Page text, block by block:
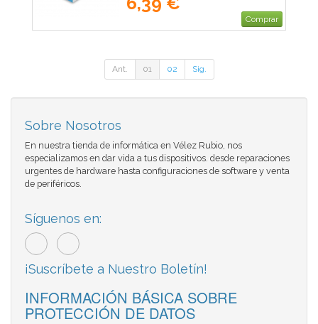
Comprar
Ant. 01 02 Sig.
Sobre Nosotros
En nuestra tienda de informática en Vélez Rubio, nos
especializamos en dar vida a tus dispositivos. desde reparaciones
urgentes de hardware hasta configuraciones de software y venta
de periféricos.
Síguenos en:
¡Suscríbete a Nuestro Boletín!
INFORMACIÓN BÁSICA SOBRE
PROTECCIÓN DE DATOS